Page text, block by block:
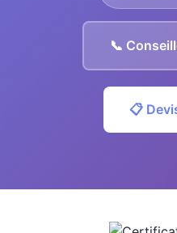
📞
📋